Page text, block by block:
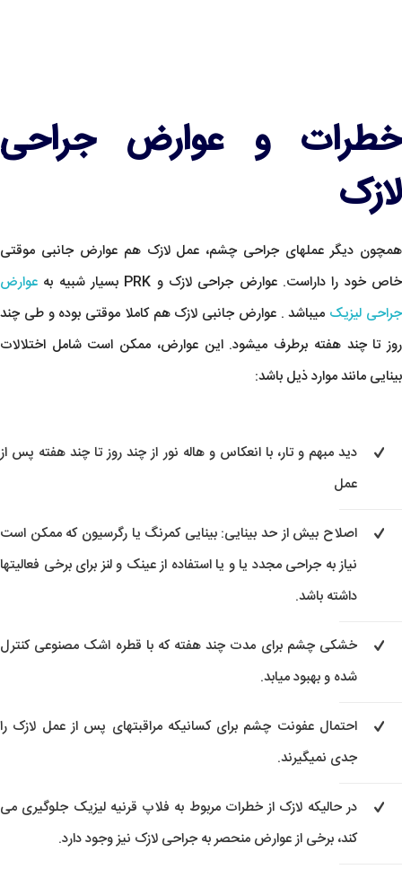
خطرات و عوارض جراحی
لازک
همچون دیگر عملهای جراحی چشم، عمل لازک هم عوارض جانبی موقتی
خاص خود را داراست. عوارض جراحی لازک و PRK بسیار شبیه به
عوارض
جراحی لیزیک میباشد . عوارض جانبی لازک هم کاملا موقتی بوده و طی چند
روز تا چند هفته برطرف میشود. این عوارض، ممکن است شامل اختلالات
بینایی مانند موارد ذیل باشد:
دید مبهم و تار، با انعکاس و هاله نور از چند روز تا چند هفته پس از
عمل
اصلاح بیش از حد بینایی: بینایی کمرنگ یا رگرسیون که ممکن است
نیاز به جراحی مجدد یا و یا استفاده از عینک و لنز برای برخی فعالیتها
داشته باشد.
خشکی چشم برای مدت چند هفته که با قطره اشک مصنوعی کنترل
شده و بهبود میابد.
احتمال عفونت چشم برای کسانیکه مراقبتهای پس از عمل لازک را
جدی نمیگیرند.
در حالیکه لازک از خطرات مربوط به فلاپ قرنیه لیزیک جلوگیری می
کند، برخی از عوارض منحصر به جراحی لازک نیز وجود دارد.